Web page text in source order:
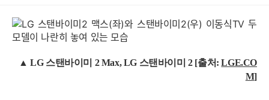
▲ LG 스탠바이미 2 Max, LG 스탠바이미 2 [출처:LGE.CO
M]